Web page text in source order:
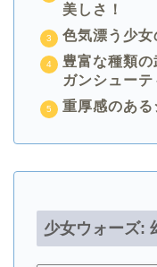
美しさ！
色気漂う少女
豊富な種類
ガンシューテ
重厚感のあ
少女ウォーズ: